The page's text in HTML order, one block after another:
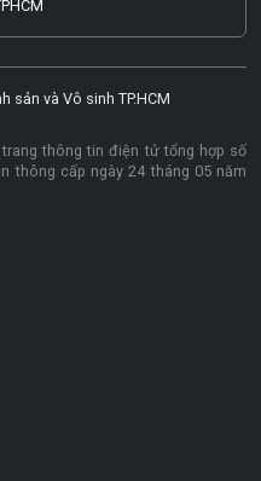
sản và Vô sinh TP.HCM
thông tin điện tử tổng hợp số
thông cấp ngày 24 tháng 05 năm